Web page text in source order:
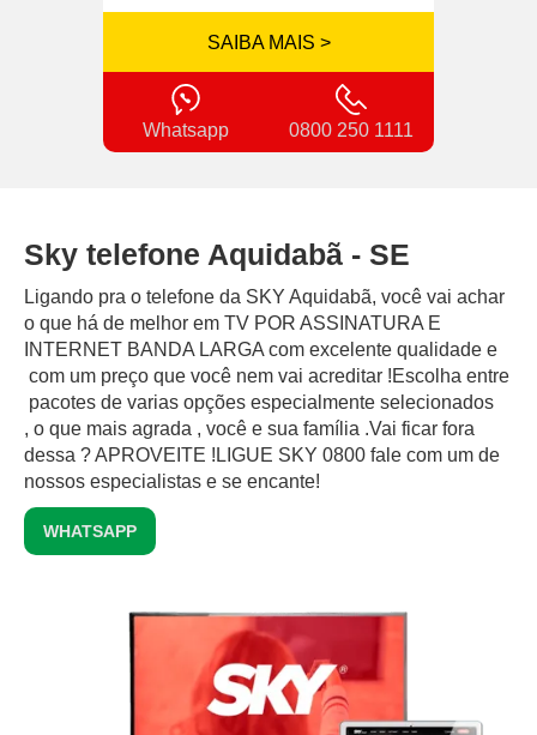
SAIBA MAIS >
Whatsapp 0800 250 1111
Sky telefone Aquidabã - SE
Ligando pra o telefone da SKY Aquidabã, você vai achar
o que há de melhor em TV POR ASSINATURA E
INTERNET BANDA LARGA com excelente qualidade e
com um preço que você nem vai acreditar !Escolha entre
pacotes de varias opções especialmente selecionados
, o que mais agrada , você e sua família .Vai ficar fora
dessa ? APROVEITE !LIGUE SKY 0800 fale com um de
nossos especialistas e se encante!
WHATSAPP